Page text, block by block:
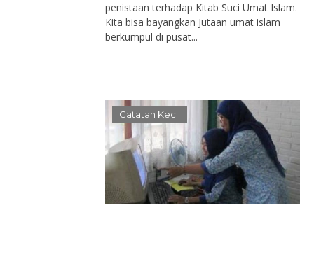
penistaan terhadap Kitab Suci Umat Islam.
Kita bisa bayangkan Jutaan umat islam
berkumpul di pusat...
Catatan Kecil